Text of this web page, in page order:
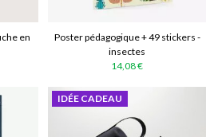
en
Poster pédagogique + 49 stickers -
insectes
14,08 €
IDÉE CADEAU